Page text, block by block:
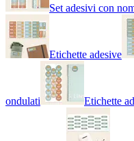
Set adesivi con
Etichette adesive
ondulati Etichette